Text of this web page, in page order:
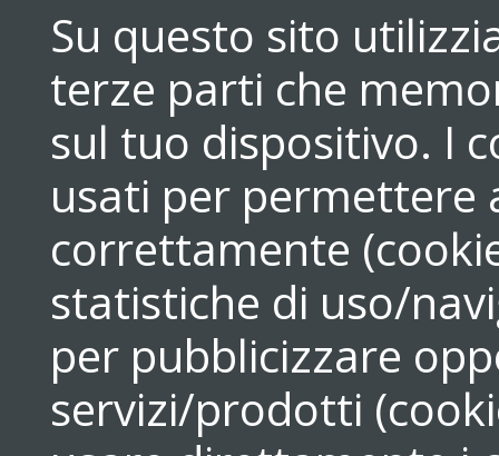
Su questo sito
terze parti che
sul tuo dispositivo. I
usati per permettere
correttamente
statistiche di uso/
per pubblicizzare
servizi/prodotti